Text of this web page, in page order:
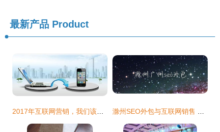
最新产品 Product
2017年互联网营销，我们该何去何从——以滁州为例的探索 滁州SEO外包与互联网销售 双轮驱动中小企业增长新引擎